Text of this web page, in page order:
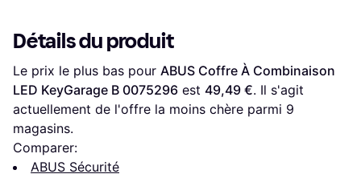
Détails du produit
Le prix le plus bas pour ABUS Coffre À Combinaison
LED KeyGarage B 0075296 est 49,49 €. Il s'agit
actuellement de l'offre la moins chère parmi 9
magasins.
Comparer:
ABUS Sécurité